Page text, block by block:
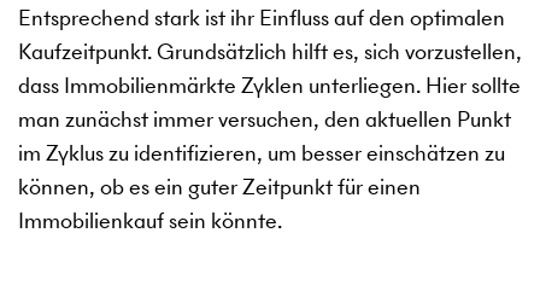
Entsprechend stark ist ihr Einfluss auf den optimalen
Kaufzeitpunkt. Grundsätzlich hilft es, sich vorzustellen,
dass Immobilienmärkte Zyklen unterliegen. Hier sollte
man zunächst immer versuchen, den aktuellen Punkt
im Zyklus zu identifizieren, um besser einschätzen zu
können, ob es ein guter Zeitpunkt für einen
Immobilienkauf sein könnte.